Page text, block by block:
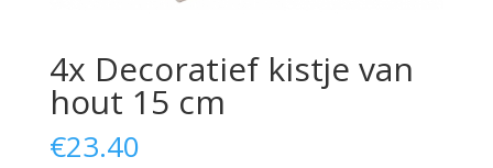
4x Decoratief kistje van
hout 15 cm
€23.40